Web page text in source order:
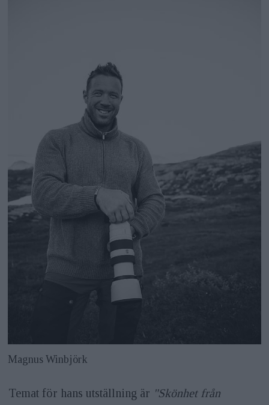
Magnus Winbjörk
Temat för hans utställning är "Skönhet från